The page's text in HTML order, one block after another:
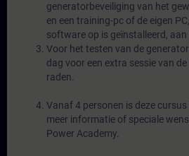
generatorbeveiliging van het
en een training-pc of de eigen
software op is geïnstalleerd, aan
Voor het testen van de
dag voor een extra sessie van
raden.
Vanaf 4 personen is deze
meer informatie of speciale
Power Academy.